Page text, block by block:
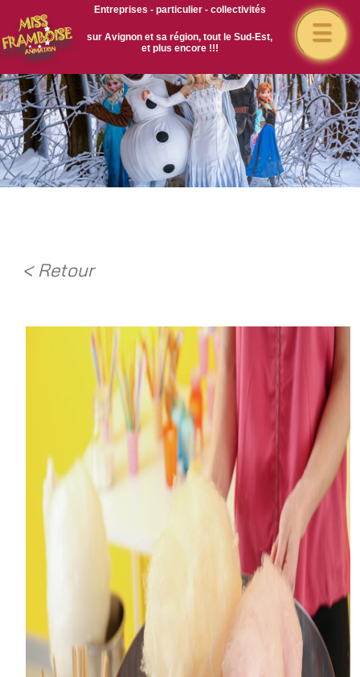
Entreprises - particulier - collectivités
sur Avignon et sa région, tout le Sud-Est,
et plus encore !!!
☰
< Retour